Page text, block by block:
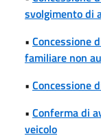
svolgimento di
• Concessione
familiare non
• Concessione
• Conferma di
veicolo